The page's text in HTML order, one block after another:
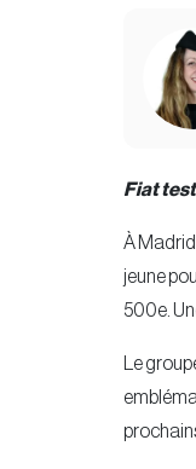
Fiat
À
jeune
500e.
Le